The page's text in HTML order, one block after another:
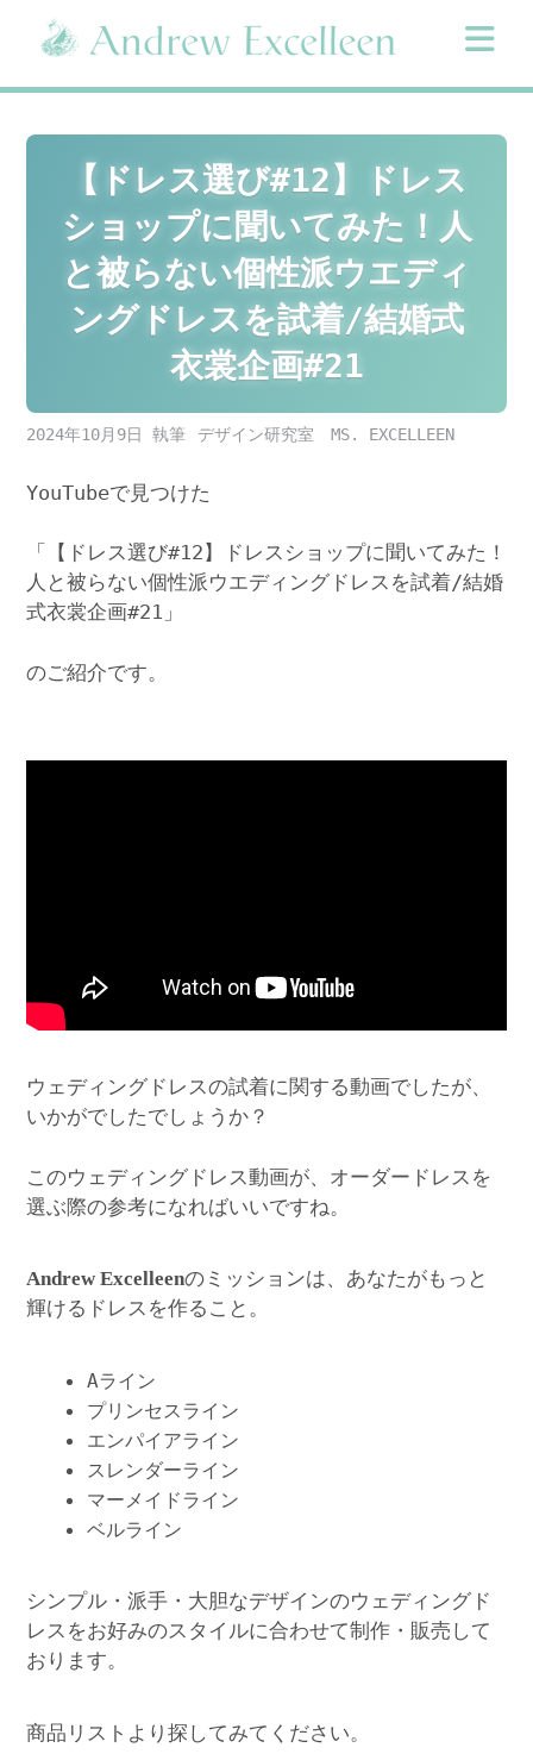
content
【ドレス選び#12】ドレス
ショップに聞いてみた！人
と被らない個性派ウエディ
ングドレスを試着/結婚式
衣裳企画#21
2024年10月9日 デザイン研究室 MS. EXCELLEEN
YouTubeで見つけた
「【ドレス選び#12】ドレスショップに聞いてみた！
人と被らない個性派ウエディングドレスを試着/結婚
式衣裳企画#21」
のご紹介です。
ウェディングドレスの試着に関する動画でしたが、
いかがでしたでしょうか？
このウェディングドレス動画が、オーダードレスを
選ぶ際の参考になればいいですね。
Andrew Excelleenのミッションは、あなたがもっと
輝けるドレスを作ること。
Aライン
プリンセスライン
エンパイアライン
スレンダーライン
マーメイドライン
ベルライン
シンプル・派手・大胆なデザインのウェディングド
レスをお好みのスタイルに合わせて制作・販売して
おります。
商品リストより探してみてください。